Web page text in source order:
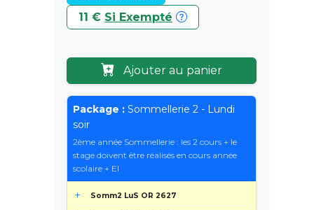
11 € Si Exempté
Ajouter au panier
Package : Sommellerie 2 - Lundi
soir
2ème année Sommellerie : les 2 cours + le
stage doivent être réalisés en cours année
scolaire + EI
Somm2 LuS OR 2627